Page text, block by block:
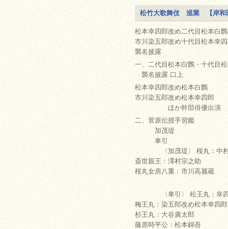
松竹大歌舞伎 巡業 【岸和
松本幸四郎改め二代目松本白鸚
市川染五郎改め十代目松本幸
襲名披露
一、二代目松本白鸚・十代目
襲名披露 口上
松本幸四郎改め松本白鸚
市川染五郎改め松本幸四郎
ほか幹部俳優出演
二、菅原伝授手習鑑
加茂堤
車引
〈加茂堤〉 桜丸：中村
斎世親王：澤村宗之助
桜丸女房八重：市川高麗蔵
〈車引〉 松王丸：幸四
梅王丸：染五郎改め松本幸四郎
杉王丸：大谷廣太郎
藤原時平公：松本錦吾